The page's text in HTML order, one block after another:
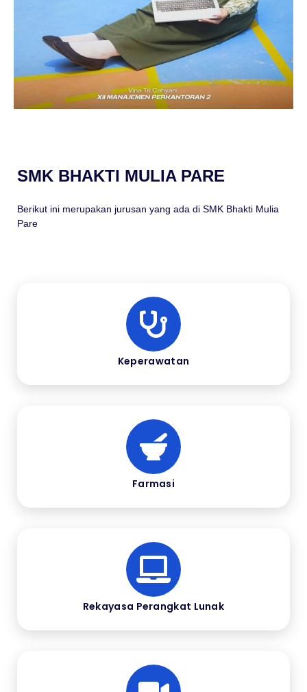
SMK BHAKTI MULIA PARE
Berikut ini merupakan jurusan yang ada di SMK Bhakti Mulia
Pare
Keperawatan
Farmasi
Rekayasa Perangkat Lunak